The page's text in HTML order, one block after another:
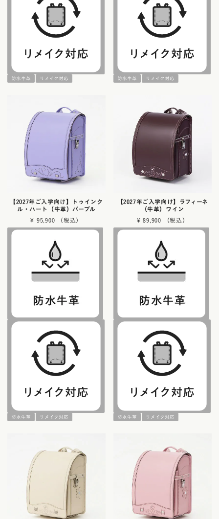
防水牛革 リメイク対応 防水牛革 リメイク対応
【2027年ご入学向け】トゥインク
ル・ハート（牛革）パープル
¥ 95,900
防水牛革 リメイク対応
【2027年ご入学向け】ラフィーネ
（牛革）ワイン
¥ 89,900
防水牛革 リメイク対応